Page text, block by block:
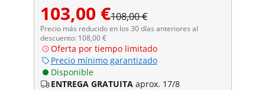
103,00 €108,00 €
Precio más reducido en los 30 días anteriores al
descuento: 108,00 €
Oferta por tiempo limitado
Precio mínimo garantizado
Disponible
ENTREGA GRATUITA aprox. 17/8